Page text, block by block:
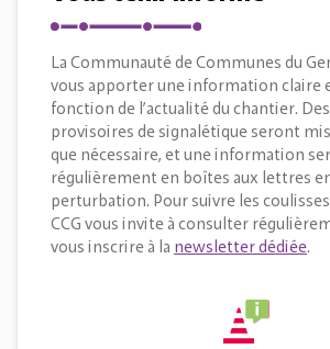
La Communauté de Communes du
vous apporter une information claire
fonction de l’actualité du chantier.
provisoires de signalétique seront mis
que nécessaire, et une information
régulièrement en boîtes aux lettres
perturbation. Pour suivre les
CCG vous invite à consulter
vous inscrire à la newsletter dédiée.